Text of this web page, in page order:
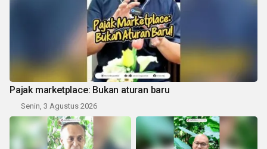
Pajak marketplace: Bukan aturan baru
Senin, 3 Agustus 2026